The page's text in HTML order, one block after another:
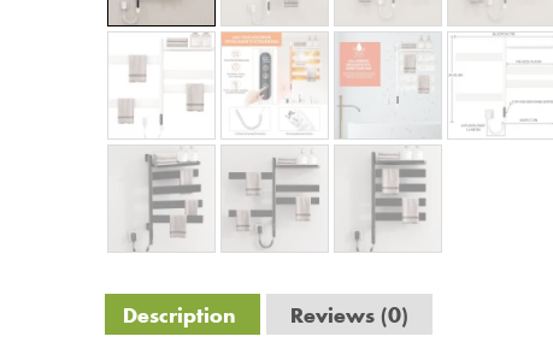
Description Reviews (0)